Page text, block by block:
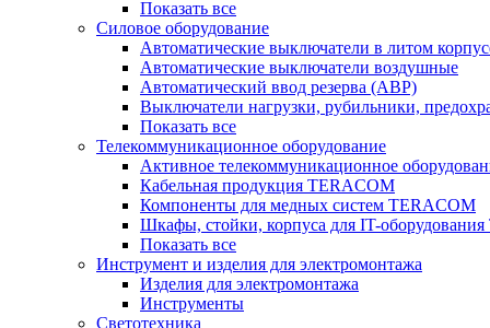
Показать все
Силовое оборудование
Автоматические выключатели в литом
Автоматические выключатели воздушные
Автоматический ввод резерва (АВР)
Выключатели нагрузки, рубильники,
Показать все
Телекоммуникационное оборудование
Активное телекоммуникационное
Кабельная продукция TERACOM
Компоненты для медных систем TERACOM
Шкафы, стойки, корпуса для IT-
Показать все
Инструмент и изделия для электромонтажа
Изделия для электромонтажа
Инструменты
Светотехника